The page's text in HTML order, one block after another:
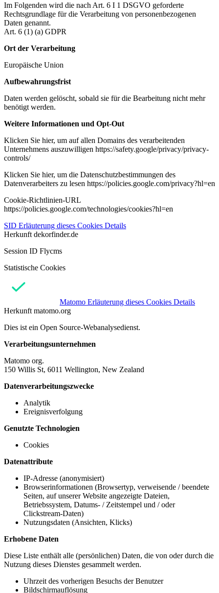
Im Folgenden wird die nach Art. 6 I 1 DSGVO geforderte
Rechtsgrundlage für die Verarbeitung von personenbezogenen
Daten genannt.
Art. 6 (1) (a) GDPR
Ort der Verarbeitung
Europäische Union
Aufbewahrungsfrist
Daten werden gelöscht, sobald sie für die Bearbeitung nicht mehr
benötigt werden.
Weitere Informationen und Opt-Out
Klicken Sie hier, um auf allen Domains des verarbeitenden
Unternehmens auszuwilligen https://safety.google/privacy/privacy-
controls/
Klicken Sie hier, um die Datenschutzbestimmungen des
Datenverarbeiters zu lesen https://policies.google.com/privacy?hl=en
Cookie-Richtlinien-URL
https://policies.google.com/technologies/cookies?hl=en
SID Erläuterung dieses Cookies Details
Herkunft dekorfinder.de
Session ID Flycms
Statistische Cookies
Matomo Erläuterung dieses Cookies Details
Herkunft matomo.org
Dies ist ein Open Source-Webanalysedienst.
Verarbeitungsunternehmen
Matomo org.
150 Willis St, 6011 Wellington, New Zealand
Datenverarbeitungszwecke
Analytik
Ereignisverfolgung
Genutzte Technologien
Cookies
Datenattribute
IP-Adresse (anonymisiert)
Browserinformationen (Browsertyp, verweisende / beendete
Seiten, auf unserer Website angezeigte Dateien,
Betriebssystem, Datums- / Zeitstempel und / oder
Clickstream-Daten)
Nutzungsdaten (Ansichten, Klicks)
Erhobene Daten
Diese Liste enthält alle (persönlichen) Daten, die von oder durch die
Nutzung dieses Dienstes gesammelt werden.
Uhrzeit des vorherigen Besuchs der Benutzer
Bildschirmauflösung